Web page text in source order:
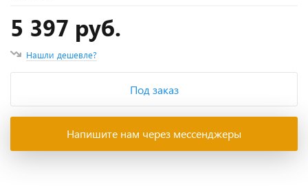
5 397 руб.
Нашли дешевле?
Под заказ
Напишите нам через мессенджеры